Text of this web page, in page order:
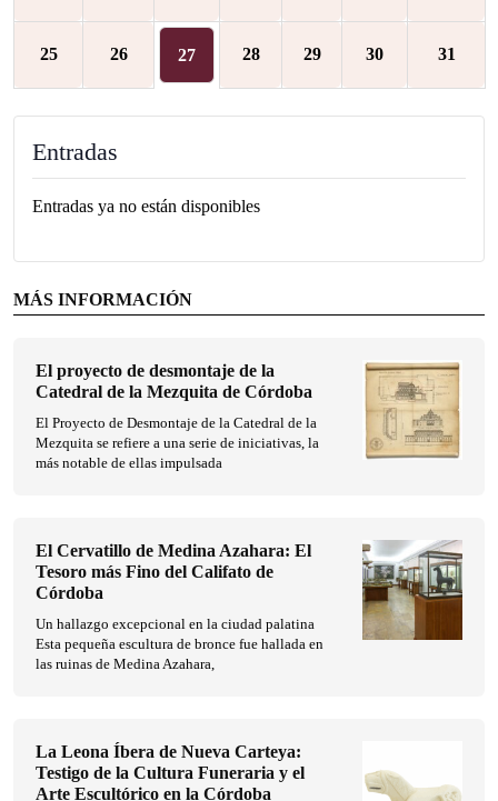
25 26 27 28 29 30 31
Entradas
Entradas ya no están disponibles
MÁS INFORMACIÓN
El proyecto de desmontaje de la
Catedral de la Mezquita de Córdoba
El Proyecto de Desmontaje de la Catedral de la
Mezquita se refiere a una serie de iniciativas, la
más notable de ellas impulsada
El Cervatillo de Medina Azahara: El
Tesoro más Fino del Califato de
Córdoba
Un hallazgo excepcional en la ciudad palatina
Esta pequeña escultura de bronce fue hallada en
las ruinas de Medina Azahara,
La Leona Íbera de Nueva Carteya:
Testigo de la Cultura Funeraria y el
Arte Escultórico en la Córdoba